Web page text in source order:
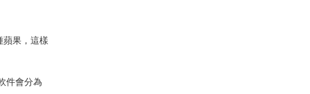
蘋果，這樣
件會分為